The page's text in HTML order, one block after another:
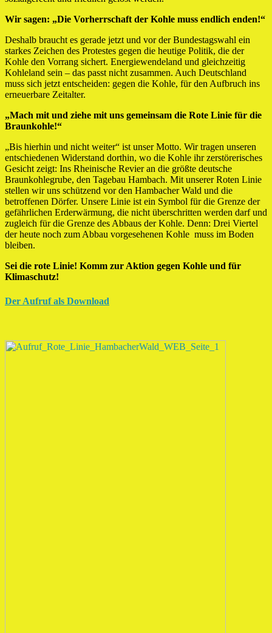
Wir sagen: „Die Vorherrschaft der Kohle muss endlich enden!“
Deshalb braucht es gerade jetzt und vor der Bundestagswahl ein
starkes Zeichen des Protestes gegen die heutige Politik, die der
Kohle den Vorrang sichert. Energiewendeland und gleichzeitig
Kohleland sein – das passt nicht zusammen. Auch Deutschland
muss sich jetzt entscheiden: gegen die Kohle, für den Aufbruch ins
erneuerbare Zeitalter.
„Mach mit und ziehe mit uns gemeinsam die Rote Linie für die
Braunkohle!“
„Bis hierhin und nicht weiter“ ist unser Motto. Wir tragen unseren
entschiedenen Widerstand dorthin, wo die Kohle ihr zerstörerisches
Gesicht zeigt: Ins Rheinische Revier an die größte deutsche
Braunkohlegrube, den Tagebau Hambach. Mit unserer Roten Linie
stellen wir uns schützend vor den Hambacher Wald und die
betroffenen Dörfer. Unsere Linie ist ein Symbol für die Grenze der
gefährlichen Erderwärmung, die nicht überschritten werden darf und
zugleich für die Grenze des Abbaus der Kohle. Denn: Drei Viertel
der heute noch zum Abbau vorgesehenen Kohle muss im Boden
bleiben.
Sei die rote Linie! Komm zur Aktion gegen Kohle und für
Klimaschutz!
Der Aufruf als Download